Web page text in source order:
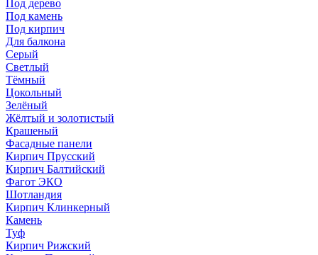
Под дерево
Под камень
Под кирпич
Для балкона
Серый
Светлый
Тёмный
Цокольный
Зелёный
Жёлтый и золотистый
Крашеный
Фасадные панели
Кирпич Прусский
Кирпич Балтийский
Фагот ЭКО
Шотландия
Кирпич Клинкерный
Камень
Туф
Кирпич Рижский